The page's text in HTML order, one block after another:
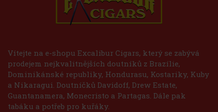
75 Kč
Do košíku
Vítejte na e-shopu Excalibur Cigars, který se zabývá
prodejem nejkvalitnějších doutníků z Brazílie,
Dominikánské republiky, Hondurasu, Kostariky, Kuby
a Nikaragui. Doutníčků Davidoff, Drew Estate,
Guantanamera, Monecristo a Partagas. Dále pak
tabáku a potřeb pro kuřáky.